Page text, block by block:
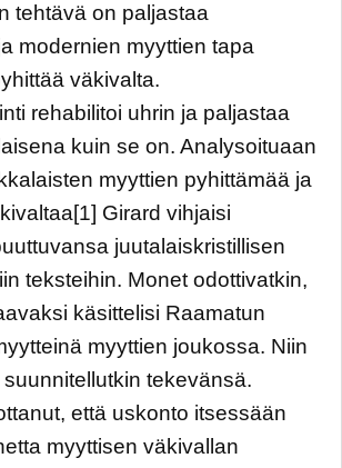
tehtävä on paljastaa
modernien myyttien tapa
väkivalta.
rehabilitoi uhrin ja paljastaa
kuin se on. Analysoituaan
myyttien pyhittämää ja
Girard vihjaisi
juutalaiskristillisen
teksteihin. Monet odottivatkin,
käsittelisi Raamatun
myyttien joukossa. Niin
tekevänsä.
että uskonto itsessään
myyttisen väkivallan